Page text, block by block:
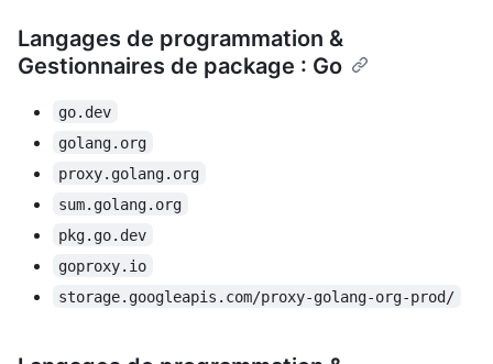
Langages de programmation &
Gestionnaires de package : Go
go.dev
golang.org
proxy.golang.org
sum.golang.org
pkg.go.dev
goproxy.io
storage.googleapis.com/proxy-golang-org-prod/